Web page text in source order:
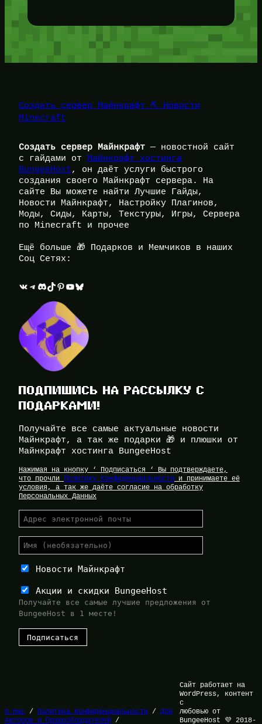
Создать сервер Майнкрафт ⛏️ Новости
Minecraft
Создать сервер Майнкрафт — новостной сайт
с гайдами от Майнкрафт хостинга
BungeeHost, он даёт услуги быстрого
создания своего Майнкрафт сервера. На
сайте Вы можете найти Лучшие Гайды,
Новости Майнкрафт, Настройку Плагинов,
Моды, Сиды, Карты, Текстуры, Игры, Сервера
по Minecraft и прочее
Ещё больше 🎁 Подарков и Мемчиков в наших
Соц Сетях:
ВКонтакте Telegram Discord TikTok Pinterest YouTube Bluesky
ПОДПИШИСЬ НА РАССЫЛКУ С
ПОДАРКАМИ!
Получайте все самые актуальные новости
Майнкрафт, а так же подарки 🎁 и плюшки от
Майнкрафт хостинга BungeeHost
Нажимая на кнопку ‘ Подписаться ‘ Вы подтверждаете,
что прочли Политику Конфиденциальности и принимаете её
условия, а так же даёте согласие на обработку
Персональных Данных
Новости Майнкрафт
Акции и скидки BungeeHost
Получайте все самые лучшие предложения от
BungeeHost в 1 месте!
О Нас / Политика Конфиденциальности / Для
Авторов и Правообладателей /
Сайт работает на
WordPress, контент
с
любовью от
BungeeHost 💜 2018-